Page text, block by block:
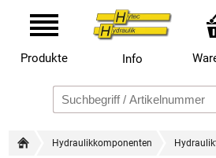
Produkte Info
Hydraulikkomponenten